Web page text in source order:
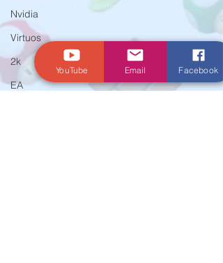
Nvidia
Virtuos
2k
EA
© Criado por Andrey Daher Coelho.
YouTube Email Facebook